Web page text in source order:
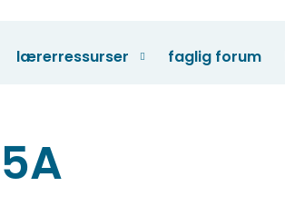
lærerressurser faglig forum